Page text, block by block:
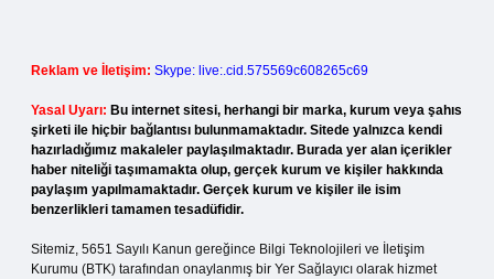
Reklam ve İletişim: Skype: live:.cid.575569c608265c69
Yasal Uyarı: Bu internet sitesi, herhangi bir marka, kurum veya şahıs
şirketi ile hiçbir bağlantısı bulunmamaktadır. Sitede yalnızca kendi
hazırladığımız makaleler paylaşılmaktadır. Burada yer alan içerikler
haber niteliği taşımamakta olup, gerçek kurum ve kişiler hakkında
paylaşım yapılmamaktadır. Gerçek kurum ve kişiler ile isim
benzerlikleri tamamen tesadüfidir.
Sitemiz, 5651 Sayılı Kanun gereğince Bilgi Teknolojileri ve İletişim
Kurumu (BTK) tarafından onaylanmış bir Yer Sağlayıcı olarak hizmet